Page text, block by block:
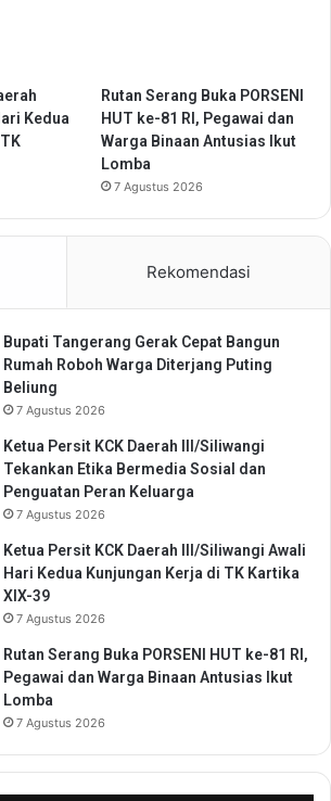
Kedua
Rutan Serang Buka PORSENI
HUT ke-81 RI, Pegawai dan
Warga Binaan Antusias Ikut
Lomba
7 Agustus 2026
Rekomendasi
Bupati Tangerang Gerak Cepat Bangun
Rumah Roboh Warga Diterjang Puting
Beliung
7 Agustus 2026
Ketua Persit KCK Daerah III/Siliwangi
Tekankan Etika Bermedia Sosial dan
Penguatan Peran Keluarga
7 Agustus 2026
Ketua Persit KCK Daerah III/Siliwangi Awali
Hari Kedua Kunjungan Kerja di TK Kartika
XIX-39
7 Agustus 2026
Rutan Serang Buka PORSENI HUT ke-81 RI,
Pegawai dan Warga Binaan Antusias Ikut
Lomba
7 Agustus 2026